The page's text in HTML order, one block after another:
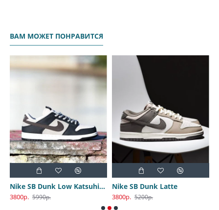
ВАМ МОЖЕТ ПОНРАВИТСЯ
Nike SB Dunk Low Katsuhiro Otomo
3800р. 5990р.
Nike SB Dunk Latte
3800р. 5200р.